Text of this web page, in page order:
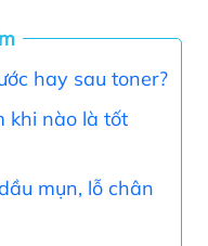
hay sau toner?
khi nào là tốt
mụn, lỗ chân